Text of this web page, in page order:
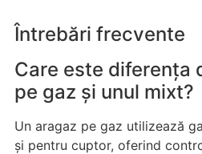
Întrebări frecvente
Care este diferența
pe gaz și unul mixt?
Un aragaz pe gaz utilizează
și pentru cuptor, oferind